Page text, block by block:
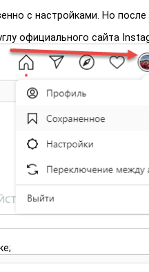
с настройками. Но
официального сайта